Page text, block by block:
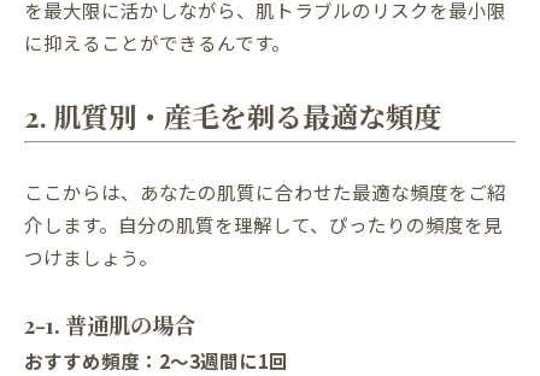
を最大限に活かしながら、肌トラブルのリスクを最小限
に抑えることができるんです。
2. 肌質別・産毛を剃る最適な頻度
ここからは、あなたの肌質に合わせた最適な頻度をご紹
介します。自分の肌質を理解して、ぴったりの頻度を見
つけましょう。
2-1. 普通肌の場合
おすすめ頻度：2〜3週間に1回